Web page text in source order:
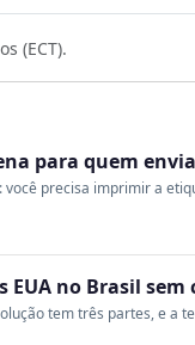
(ECT).
para quem
precisa imprimir a
EUA no Brasil
tem três partes, e a